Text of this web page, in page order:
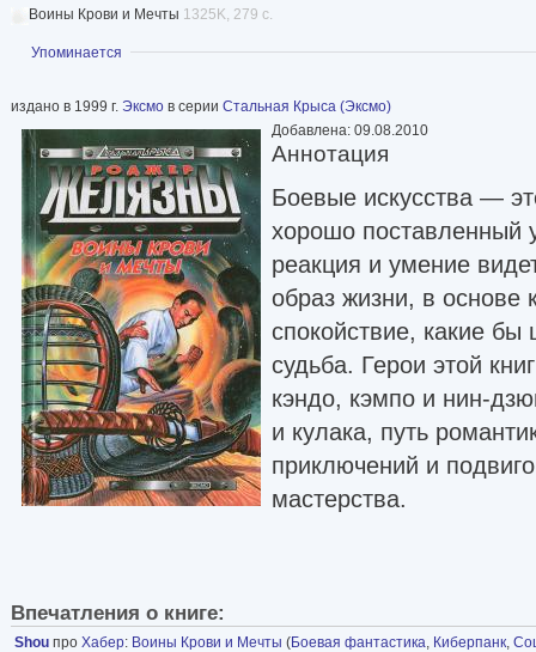
Воины Крови и Мечты 1325K, 279 с.
Показать
Упоминается
издано в 1999 г. Эксмо в серии Стальная Крыса (Эксмо)
Добавлена: 09.08.2010
Аннотация
Боевые искусства —
хорошо поставленный
реакция и умение
образ жизни, в основе
спокойствие, какие
судьба. Герои этой
кэндо, кэмпо и нин-
и кулака, путь
приключений и
мастерства.
Впечатления о книге:
Shou про Хабер: Воины Крови и Мечты (Боевая фантастика, Киберпанк,